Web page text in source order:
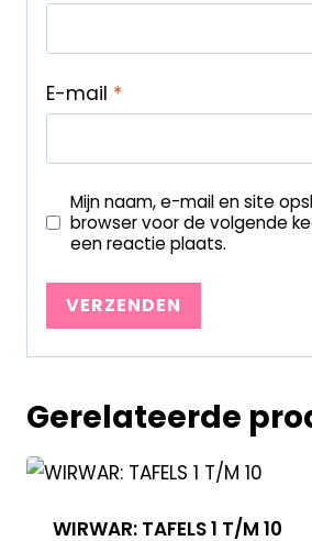
E-mail *
Mijn naam, e-mail en site
browser voor de volgende
een reactie plaats.
Gerelateerde
WIRWAR: TAFELS 1 T/M 10